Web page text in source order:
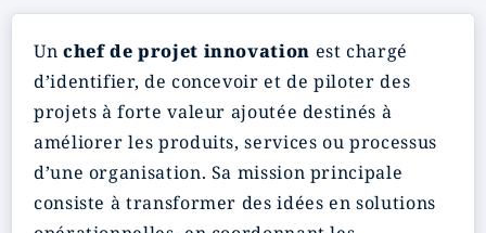
Un chef de projet innovation est chargé
d’identifier, de concevoir et de piloter des
projets à forte valeur ajoutée destinés à
améliorer les produits, services ou processus
d’une organisation. Sa mission principale
consiste à transformer des idées en solutions